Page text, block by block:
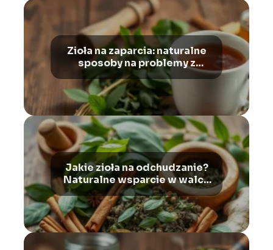
Zioła na zaparcia: naturalne
sposoby na problemy z
wypróżnianiem i wzdęcia
Jakie zioła na odchudzanie?
Naturalne wsparcie w walce
z nadwagą i otyłością